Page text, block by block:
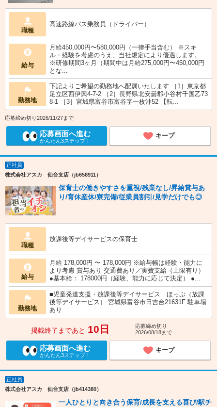
職種
高速路線バス乗務員（ドライバー）
給与
月給450,000円〜580,000円（一律手当含む） ※スキ
ル・経験を考慮のうえ、当社規定により優遇します。
※研修期間3ヶ月（期間中は月給275,000円〜450,000円
とな...
勤務地
下記よりご希望の勤務地へ配属いたします ［1］東京都
足立区西伊興4-7-2 ［2］長野県北安曇郡小谷村千国乙73
8-1 ［3］宮城県富谷市富谷字一枚沖52 【転...
応募締め切り2026/11/27まで
応募画面へ進む
かんたん3ステップ！
キープ
正社員
株式会社アスカ 仙台支店（jb658911）
保育士の働きやすさを重視/残業なし/昇給賞与あ
り/育休産休/寮完備/従業員割引/見学だけでも◎
職種
放課後等デイサービスの保育士
給与
月給 178,000円 〜 178,000円 ※給与幅は経験・能力に
より考慮 賞与あり 交通費あり／実費支給（上限有り）
●基本給： 178000円（経験、能力に応じて決定） ●...
勤務地
■児童発達支援・放課後等デイサービス ほっぷ（放課
後等デイサービス） 宮城県富谷市日吉台21631F 駐車場
あり
掲載終了まであと 10日
応募締め切り
2026/08/18まで
応募画面へ進む
かんたん3ステップ！
キープ
正社員
株式会社アスカ 仙台支店（jb414380）
一人ひとりと向き合う保育/成長を支える喜び/駅チ